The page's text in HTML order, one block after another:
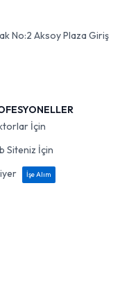
No:2 Aksoy Plaza Giriş
İçin
Siteniz İçin
İşe Alım